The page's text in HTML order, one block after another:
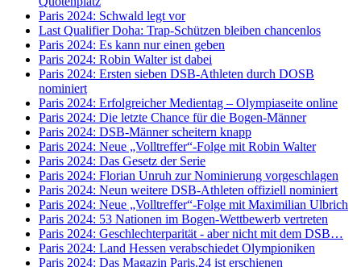
Paris 2024: Schwald legt vor
Last Qualifier Doha: Trap-Schützen bleiben chancenlos
Paris 2024: Es kann nur einen geben
Paris 2024: Robin Walter ist dabei
Paris 2024: Ersten sieben DSB-Athleten durch DOSB
nominiert
Paris 2024: Erfolgreicher Medientag – Olympiaseite online
Paris 2024: Die letzte Chance für die Bogen-Männer
Paris 2024: DSB-Männer scheitern knapp
Paris 2024: Neue „Volltreffer“-Folge mit Robin Walter
Paris 2024: Das Gesetz der Serie
Paris 2024: Florian Unruh zur Nominierung vorgeschlagen
Paris 2024: Neun weitere DSB-Athleten offiziell nominiert
Paris 2024: Neue „Volltreffer“-Folge mit Maximilian Ulbrich
Paris 2024: 53 Nationen im Bogen-Wettbewerb vertreten
Paris 2024: Geschlechterparität - aber nicht mit dem DSB…
Paris 2024: Land Hessen verabschiedet Olympioniken
Paris 2024: Das Magazin Paris.24 ist erschienen